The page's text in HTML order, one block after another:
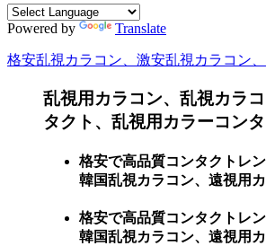
Powered by Translate
格安乱視カラコン、激安乱視カラコン
乱視用カラコン、乱視カラ
タクト、乱視用カラーコン
格安で高品質コンタクトレ
韓国乱視カラコン、遠視用
格安で高品質コンタクトレ
韓国乱視カラコン、遠視用